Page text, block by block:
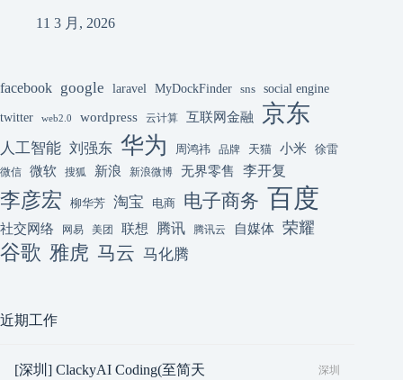
11 3 月, 2026
facebook google laravel MyDockFinder sns social engine
twitter web2.0 wordpress 云计算 互联网金融 京东
人工智能 刘强东 华为 周鸿祎 品牌 天猫 小米 徐雷
微信 微软 搜狐 新浪 新浪微博 无界零售 李开复
李彦宏 柳华芳 淘宝 电商 电子商务 百度
社交网络 网易 美团 联想 腾讯 腾讯云 自媒体 荣耀
谷歌 雅虎 马云 马化腾
近期工作
[深圳] ClackyAI Coding(至简天
深圳